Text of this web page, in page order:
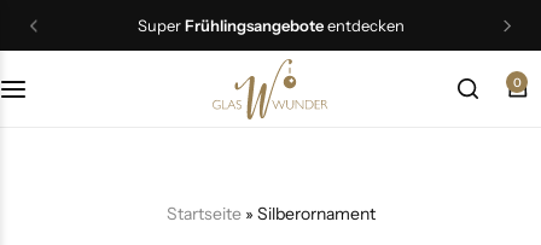
SuperFrühlingsangeboteentdecken
0
Startseite» Silberornament
Geschenkideen